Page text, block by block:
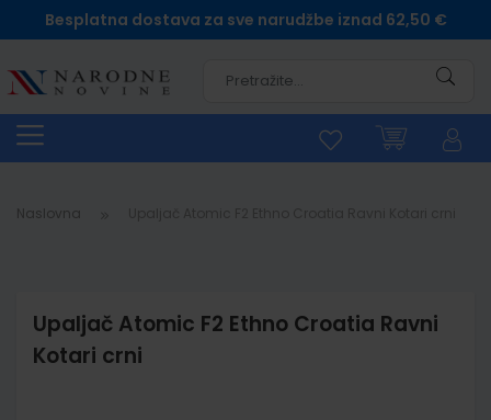
Besplatna dostava za sve narudžbe iznad 62,50 €
Naslovna
Upaljač Atomic F2 Ethno Croatia Ravni
Kotari crni